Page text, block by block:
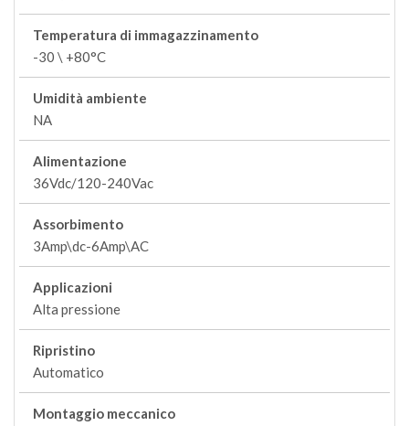
Temperatura di immagazzinamento
-30 \ +80°C
Umidità ambiente
NA
Alimentazione
36Vdc/120-240Vac
Assorbimento
3Amp\dc-6Amp\AC
Applicazioni
Alta pressione
Ripristino
Automatico
Montaggio meccanico